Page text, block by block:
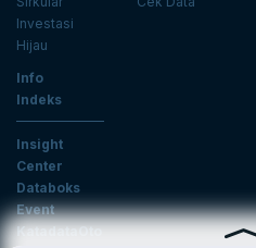
Investasi
Hijau
Info
Indeks
Insight
Center
Databoks
Event
KatadataOto